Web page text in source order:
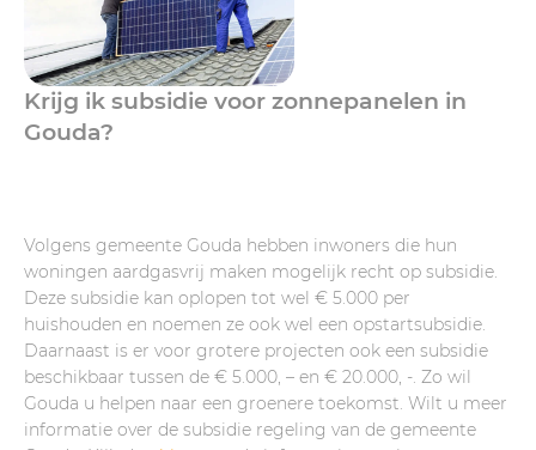
Krijg ik subsidie voor zonnepanelen in
Gouda?
Volgens gemeente Gouda hebben inwoners die hun
woningen aardgasvrij maken mogelijk recht op subsidie.
Deze subsidie kan oplopen tot wel € 5.000 per
huishouden en noemen ze ook wel een opstartsubsidie.
Daarnaast is er voor grotere projecten ook een subsidie
beschikbaar tussen de € 5.000, – en € 20.000, -. Zo wil
Gouda u helpen naar een groenere toekomst. Wilt u meer
informatie over de subsidie regeling van de gemeente